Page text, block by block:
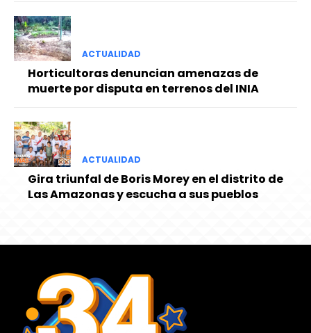
ACTUALIDAD
Horticultoras denuncian amenazas de
muerte por disputa en terrenos del INIA
ACTUALIDAD
Gira triunfal de Boris Morey en el distrito de
Las Amazonas y escucha a sus pueblos